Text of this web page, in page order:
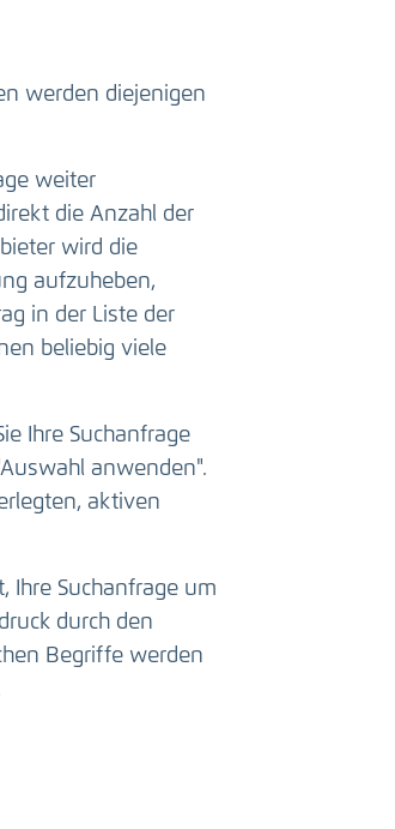
werden diejenigen
weiter
die Anzahl der
wird die
aufzuheben,
in der Liste der
beliebig viele
Ihre Suchanfrage
anwenden".
aktiven
Ihre Suchanfrage um
durch den
Begriffe werden